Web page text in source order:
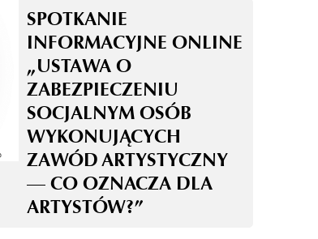
SPOTKANIE
INFORMACYJNE ONLINE
„USTAWA O
ZABEZPIECZENIU
SOCJALNYM OSÓB
WYKONUJĄCYCH
ZAWÓD ARTYSTYCZNY
— CO OZNACZA DLA
ARTYSTÓW?”